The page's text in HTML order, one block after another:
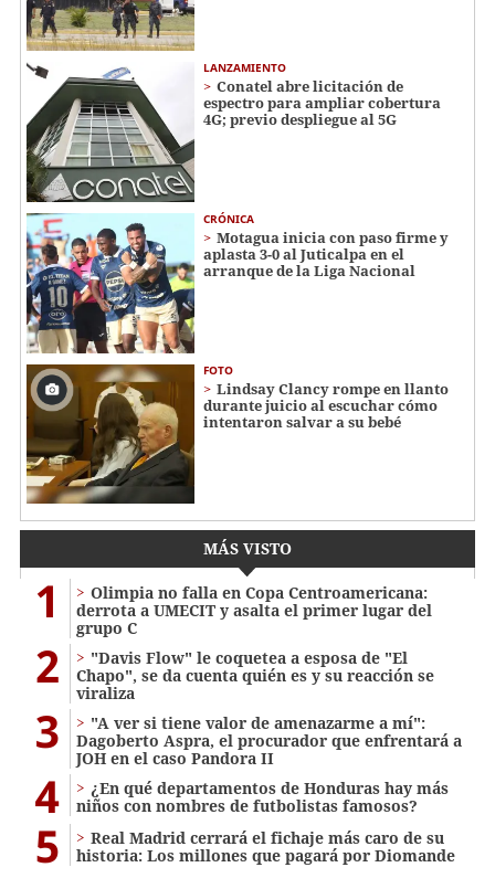
LANZAMIENTO
Conatel abre licitación de
espectro para ampliar cobertura
4G; previo despliegue al 5G
CRÓNICA
Motagua inicia con paso firme y
aplasta 3-0 al Juticalpa en el
arranque de la Liga Nacional
FOTO
Lindsay Clancy rompe en llanto
durante juicio al escuchar cómo
intentaron salvar a su bebé
MÁS VISTO
1
Olimpia no falla en Copa Centroamericana:
derrota a UMECIT y asalta el primer lugar del
grupo C
2
"Davis Flow" le coquetea a esposa de "El
Chapo", se da cuenta quién es y su reacción se
viraliza
3
"A ver si tiene valor de amenazarme a mí":
Dagoberto Aspra, el procurador que enfrentará a
JOH en el caso Pandora II
4
¿En qué departamentos de Honduras hay más
niños con nombres de futbolistas famosos?
5
Real Madrid cerrará el fichaje más caro de su
historia: Los millones que pagará por Diomande